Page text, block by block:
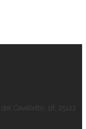
Cavalletto, 18, 25122